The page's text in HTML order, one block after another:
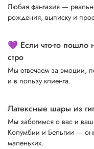
Любая фантазия —
рождения, выписку и
💜 Если что-то пошло
стро
Мы отвечаем за эмоции,
и в пользу клиента.
Латексные шары из
Мы заботимся о вас и
Колумбии и Бельгии —
маленьких.